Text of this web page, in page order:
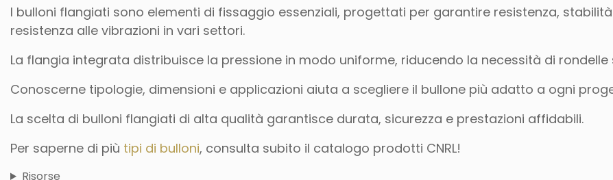
I bulloni flangiati sono elementi di fissaggio essenziali, progettati per garantire resistenza,
resistenza alle vibrazioni in vari settori.
La flangia integrata distribuisce la pressione in modo uniforme, riducendo la necessità di rondelle
Conoscerne tipologie, dimensioni e applicazioni aiuta a scegliere il bullone più adatto a ogni
La scelta di bulloni flangiati di alta qualità garantisce durata, sicurezza e prestazioni affidabili.
Per saperne di più tipi di bulloni, consulta subito il catalogo prodotti CNRL!
Risorse